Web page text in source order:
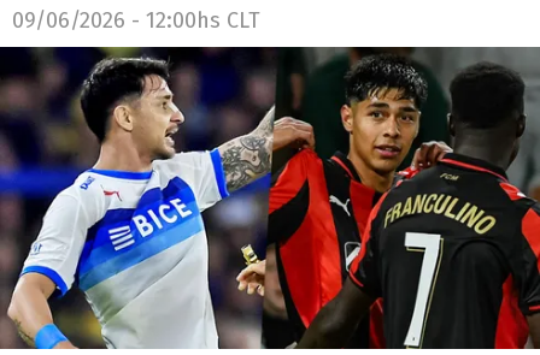
09/06/2026 - 12:00hs CLT